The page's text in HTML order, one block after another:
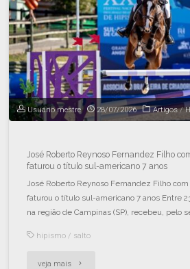
Usuário mestre 28/07/2026 Artigos /
José Roberto Reynoso Fernandez Filho
faturou o título sul-americano 7 anos
José Roberto Reynoso Fernandez Filho
faturou o título sul-americano 7 anos Entre
na região de Campinas (SP), recebeu, pelo
hipismo / salto
veja mais